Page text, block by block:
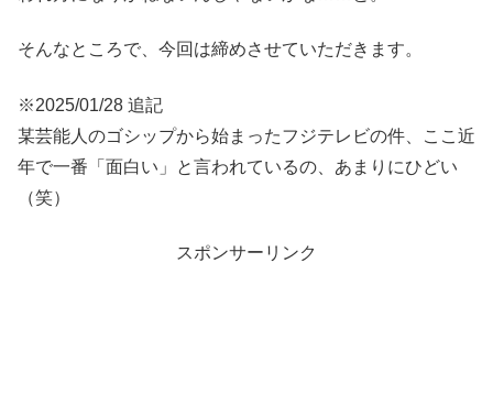
そんなところで、今回は締めさせていただきます。
※2025/01/28 追記
某芸能人のゴシップから始まったフジテレビの件、ここ近
年で一番「面白い」と言われているの、あまりにひどい
（笑）
スポンサーリンク